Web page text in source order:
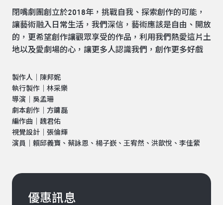
閉嘴劇團創立於2018年，挑戰自我、探索創作的可能，
讓藝術融入日常生活，我們深信，藝術應該是自由、開放
的，更希望創作讓觀眾享受的作品，利用我們熱愛這片土
地以及愛劇場的心，讓更多人認識我們，創作更多好戲
製作人｜陳邦妮
執行製作｜林采樂
導演｜吳孟珊
劇本創作｜方鏞磊
編作曲｜魏君佑
視覺設計｜張倫輝
演員｜賴邱義寶、蔡詠恩、楊子嶔、王宥然、洪歆悅、李佳縈
優惠訊息